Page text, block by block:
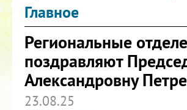
Главное
Региональные
поздравляют
Александровну
23.08.25